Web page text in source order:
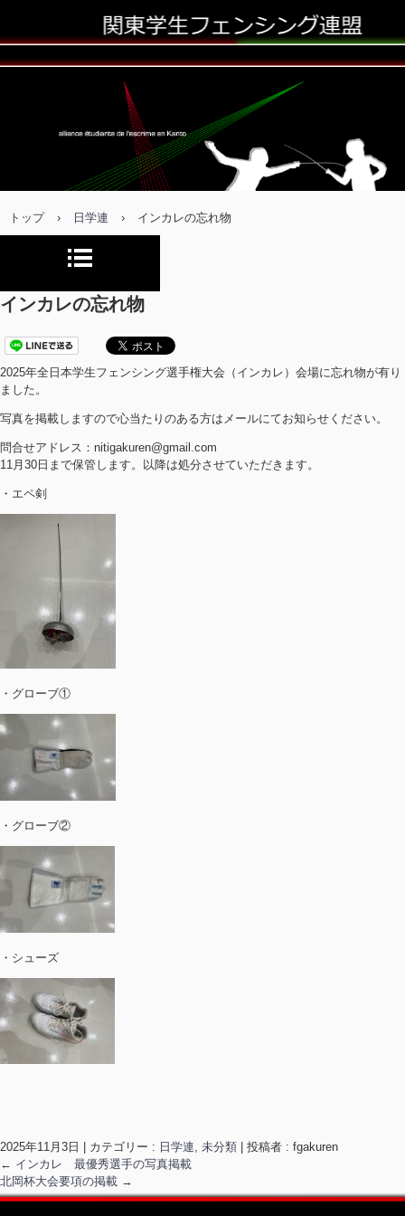
トップ › 日学連 › インカレの忘れ物
インカレの忘れ物
2025年全日本学生フェンシング選手権大会（インカレ）会場に忘れ物が有り
ました。
写真を掲載しますので心当たりのある方はメールにてお知らせください。
問合せアドレス：nitigakuren@gmail.com
11月30日まで保管します。以降は処分させていただきます。
・エペ剣
・グローブ①
・グローブ②
・シューズ
2025年11月3日 カテゴリー : 日学連 未分類
投稿者 : fgakuren
← インカレ 最優秀選手の写真掲載
北岡杯大会要項の掲載 →